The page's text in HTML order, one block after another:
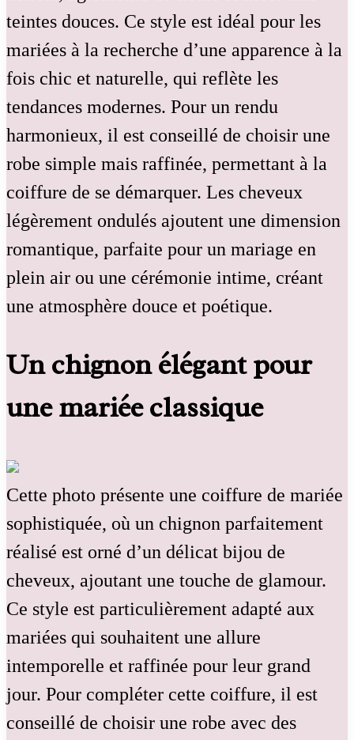
teintes douces. Ce style est idéal pour les
mariées à la recherche d’une apparence à la
fois chic et naturelle, qui reflète les
tendances modernes. Pour un rendu
harmonieux, il est conseillé de choisir une
robe simple mais raffinée, permettant à la
coiffure de se démarquer. Les cheveux
légèrement ondulés ajoutent une dimension
romantique, parfaite pour un mariage en
plein air ou une cérémonie intime, créant
une atmosphère douce et poétique.
Un chignon élégant pour
une mariée classique
Cette photo présente une coiffure de mariée
sophistiquée, où un chignon parfaitement
réalisé est orné d’un délicat bijou de
cheveux, ajoutant une touche de glamour.
Ce style est particulièrement adapté aux
mariées qui souhaitent une allure
intemporelle et raffinée pour leur grand
jour. Pour compléter cette coiffure, il est
conseillé de choisir une robe avec des